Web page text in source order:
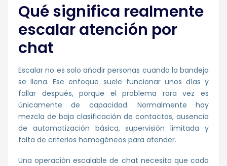
Qué significa realmente
escalar atención por
chat
Escalar no es solo añadir personas cuando la bandeja
se llena. Ese enfoque suele funcionar unos días y
fallar después, porque el problema rara vez es
únicamente de capacidad. Normalmente hay
mezcla de baja clasificación de contactos, ausencia
de automatización básica, supervisión limitada y
falta de criterios homogéneos para atender.
Una operación escalable de chat necesita que cada